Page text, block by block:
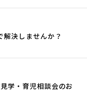
解決しませんか？
学・育児相談会のお